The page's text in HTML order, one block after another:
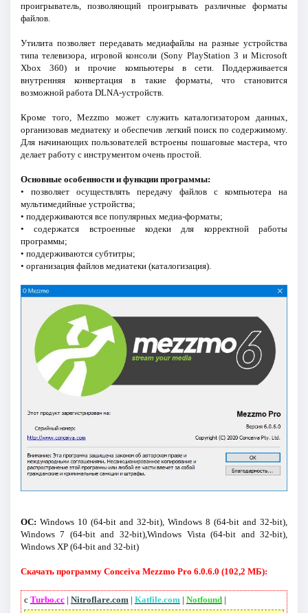
проигрыватель, позволяющий проигрывать различные форматы
файлов.
Утилита позволяет передавать медиафайлы на разные устройства
типа телевизора, игровой консоли (Sony PlayStation 3 и Microsoft
Xbox 360) и прочие компьютеры в сети. Поддерживается
внутренняя конвертация в такие форматы, что становится
возможной работа DLNA-устройств.
Кроме того, Mezzmo может служить каталогизатором данных,
организовав медиатеку и обеспечив легкий поиск по содержимому.
Для начинающих пользователей встроены пошаговые мастера, что
делает работу с инструментом очень простой.
Основные особенности и функции программы:
• позволяет осуществлять передачу файлов с компьютера на
мультимедийные устройства;
• поддерживаются все популярных медиа-форматы;
• содержатся встроенные кодеки для корректной работы
программы;
• поддерживаются субтитры;
• организация файлов медиатеки (каталогизация).
ОС: Windows 10 (64-bit and 32-bit), Windows 8 (64-bit and 32-bit),
Windows 7 (64-bit and 32-bit),Windows Vista (64-bit and 32-bit),
Windows XP (64-bit and 32-bit)
Скачать программу Conceiva Mezzmo Pro 6.0.6.0 (102,2 МБ):
с Turbo.cc| Nitroflare.com | Katfile.com | Notfound|